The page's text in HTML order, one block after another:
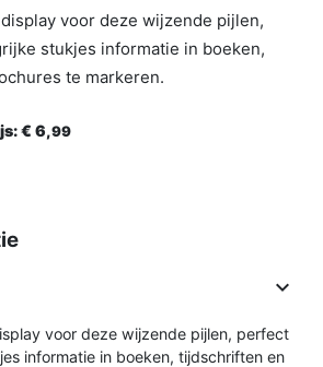
voor deze wijzende pijlen,
stukjes informatie in boeken,
te markeren.
€ 6,99

voor deze wijzende pijlen, perfect
informatie in boeken, tijdschriften en